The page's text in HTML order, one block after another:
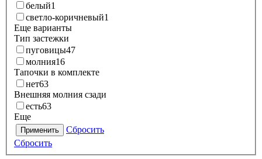
белый1
светло-коричневый1
Еще варианты
Тип застежки
пуговицы47
молния16
Тапочки в комплекте
нет63
Внешняя молния сзади
есть63
Еще
Применить
Сбросить
Сбросить